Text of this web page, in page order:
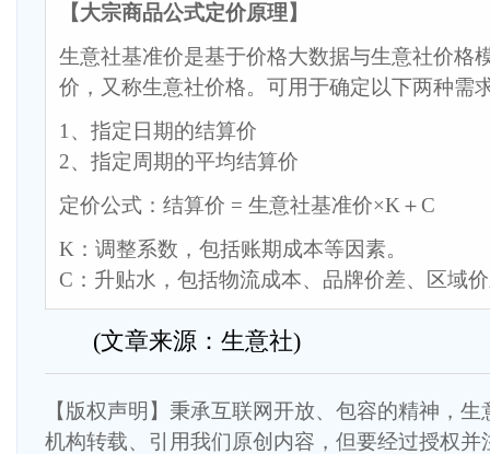
【大宗商品公式定价原理】
生意社基准价是基于价格大数据与生意社价格
价，又称生意社价格。可用于确定以下两种需
1、指定日期的结算价
2、指定周期的平均结算价
定价公式：结算价 = 生意社基准价×K＋C
K：调整系数，包括账期成本等因素。
C：升贴水，包括物流成本、品牌价差、区域
(文章来源：生意社)
【版权声明】秉承互联网开放、包容的精神，
机构转载、引用我们原创内容，但要经过授权并